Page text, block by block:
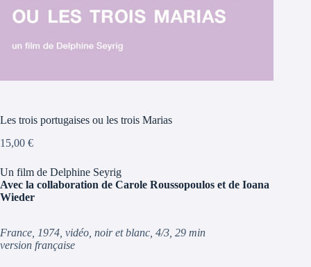
Les trois portugaises ou les trois Marias
15,00 €
Un film de Delphine Seyrig
Avec la collaboration de Carole Roussopoulos et de Ioana
Wieder
France, 1974, vidéo, noir et blanc, 4/3, 29 min
version française